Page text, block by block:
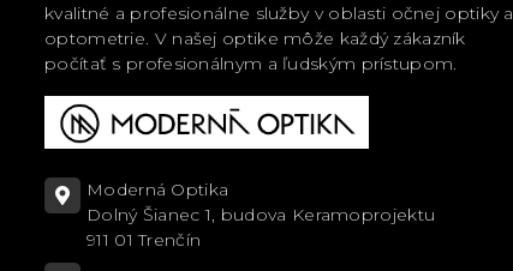
kvalitné a profesionálne služby v oblasti očnej optiky a
optometrie. V našej optike môže každý zákazník
počítať s profesionálnym a ľudským prístupom.
Moderná Optika
Dolný Šianec 1, budova Keramoprojektu
911 01 Trenčín